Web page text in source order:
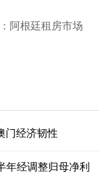
阿根廷租房市场
门经济韧性
年经调整归母净利